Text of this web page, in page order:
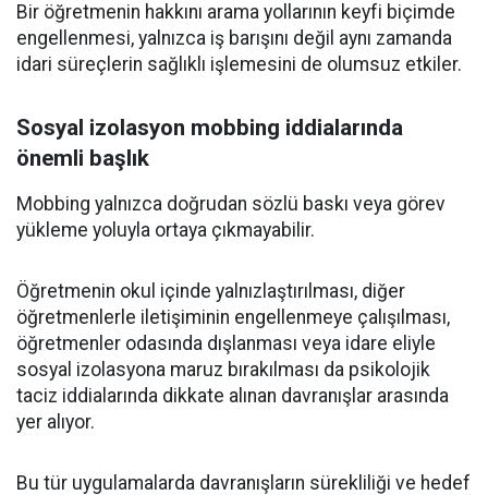
Bir öğretmenin hakkını arama yollarının keyfi biçimde
engellenmesi, yalnızca iş barışını değil aynı zamanda
idari süreçlerin sağlıklı işlemesini de olumsuz etkiler.
Sosyal izolasyon mobbing iddialarında
önemli başlık
Mobbing yalnızca doğrudan sözlü baskı veya görev
yükleme yoluyla ortaya çıkmayabilir.
Öğretmenin okul içinde yalnızlaştırılması, diğer
öğretmenlerle iletişiminin engellenmeye çalışılması,
öğretmenler odasında dışlanması veya idare eliyle
sosyal izolasyona maruz bırakılması da psikolojik
taciz iddialarında dikkate alınan davranışlar arasında
yer alıyor.
Bu tür uygulamalarda davranışların sürekliliği ve hedef